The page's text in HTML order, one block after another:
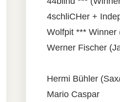
4schliCHer +
Wolfpit *** Winner
Werner Fischer
Hermi Bühler
Mario Caspar